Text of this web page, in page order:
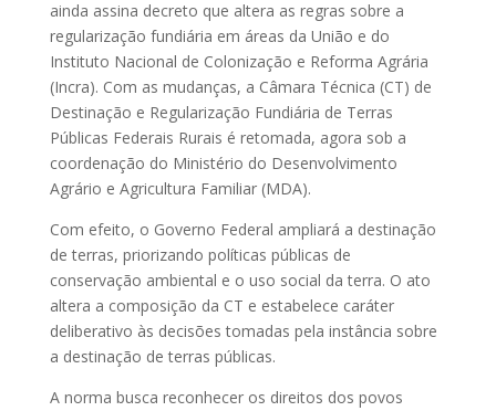
ainda assina decreto que altera as regras sobre a
regularização fundiária em áreas da União e do
Instituto Nacional de Colonização e Reforma Agrária
(Incra). Com as mudanças, a Câmara Técnica (CT) de
Destinação e Regularização Fundiária de Terras
Públicas Federais Rurais é retomada, agora sob a
coordenação do Ministério do Desenvolvimento
Agrário e Agricultura Familiar (MDA).
Com efeito, o Governo Federal ampliará a destinação
de terras, priorizando políticas públicas de
conservação ambiental e o uso social da terra. O ato
altera a composição da CT e estabelece caráter
deliberativo às decisões tomadas pela instância sobre
a destinação de terras públicas.
A norma busca reconhecer os direitos dos povos